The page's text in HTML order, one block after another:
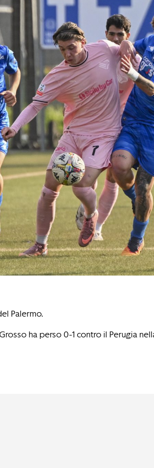
Palermo.
ha perso 0-1 contro il Perugia